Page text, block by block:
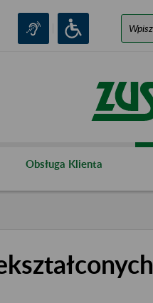
Obsługa Klienta